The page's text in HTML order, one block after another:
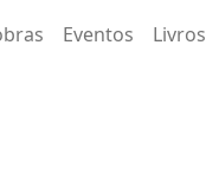
Eventos Livros